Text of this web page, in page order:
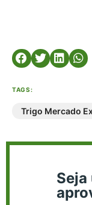
TAGS:
Trigo Mercado
Seja